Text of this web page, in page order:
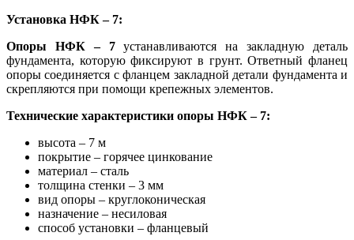
Установка НФК – 7:
Опоры НФК – 7устанавливаются на закладную деталь
фундамента, которую фиксируют в грунт. Ответный фланец
опоры соединяется с фланцем закладной детали фундамента и
скрепляются при помощи крепежных элементов.
Технические характеристики опоры НФК – 7:
высота – 7 м
покрытие – горячее цинкование
материал – сталь
толщина стенки – 3 мм
вид опоры – круглоконическая
назначение – несиловая
способ установки – фланцевый